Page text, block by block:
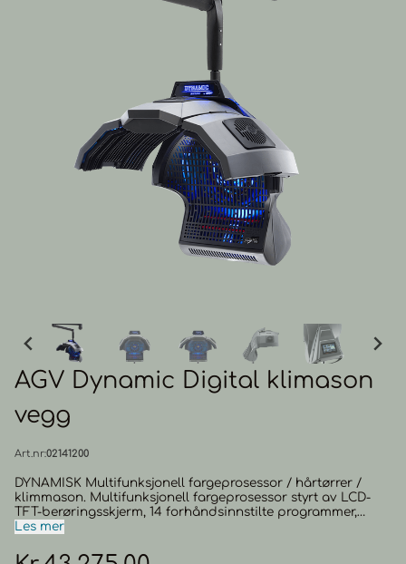
AGV Dynamic Digital klimason
vegg
Art.nr:02141200
DYNAMISK Multifunksjonell fargeprosessor / hårtørrer /
klimmason. Multifunksjonell fargeprosessor styrt av LCD-
TFT-berøringsskjerm, 14 forhåndsinnstilte programmer,
automatisk bevegelse av de parabolske vingene, kraftig
bruke og pålitelig. Passer for både tekniske behandlinger
Les mer